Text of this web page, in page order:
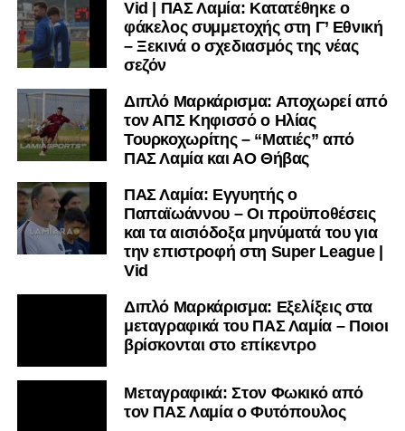
Vid | ΠΑΣ Λαμία: Κατατέθηκε ο
φάκελος συμμετοχής στη Γ’ Εθνική
– Ξεκινά ο σχεδιασμός της νέας
σεζόν
Διπλό Μαρκάρισμα: Αποχωρεί από
τον ΑΠΣ Κηφισσό ο Ηλίας
Τουρκοχωρίτης – “Ματιές” από
ΠΑΣ Λαμία και ΑΟ Θήβας
ΠΑΣ Λαμία: Εγγυητής ο
Παπαϊωάννου – Οι προϋποθέσεις
και τα αισιόδοξα μηνύματά του για
την επιστροφή στη Super League |
Vid
Διπλό Μαρκάρισμα: Εξελίξεις στα
μεταγραφικά του ΠΑΣ Λαμία – Ποιοι
βρίσκονται στο επίκεντρο
Μεταγραφικά: Στον Φωκικό από
τον ΠΑΣ Λαμία ο Φυτόπουλος